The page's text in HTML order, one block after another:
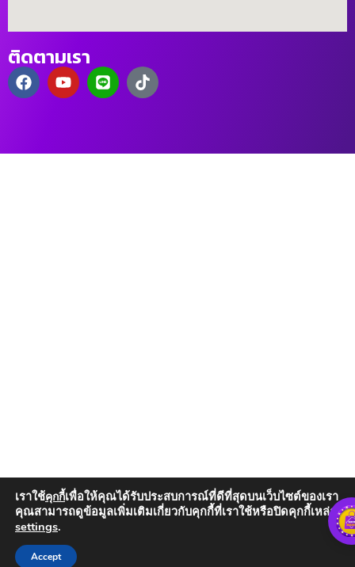
ติดตามเรา
เราใช้คุกกี้เพื่อให้คุณได้รับประสบการณ์ที่ดีที่สุดบนเว็บไซต์ของเรา
คุณสามารถดูข้อมูลเพิ่มเติมเกี่ยวกับคุกกี้ที่เราใช้หรือปิดคุกกี้เหล่านั้น
settings.
Accept